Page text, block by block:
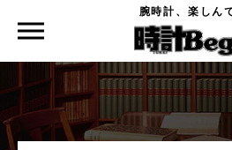
腕時計、楽しん
バーゼルワールド